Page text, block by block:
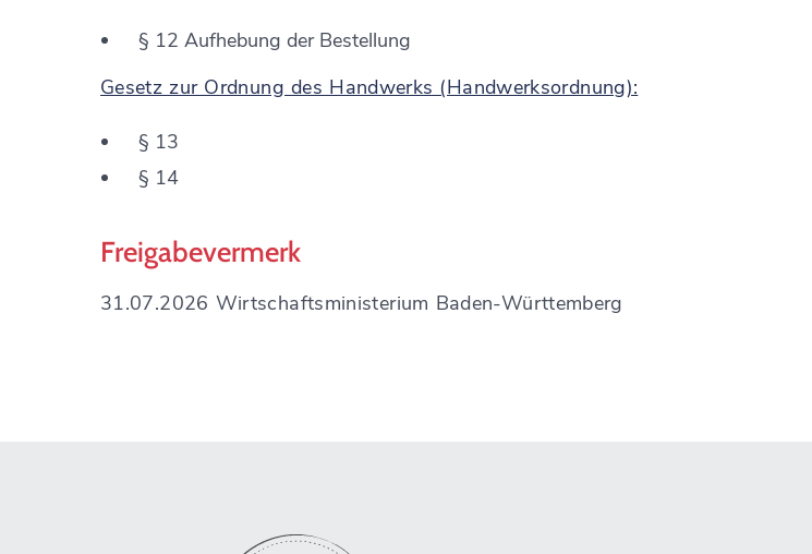
§ 12 Aufhebung der Bestellung
Gesetz zur Ordnung des Handwerks (Handwerksordnung):
§ 13
§ 14
Freigabevermerk
31.07.2026 Wirtschaftsministerium Baden-Württemberg